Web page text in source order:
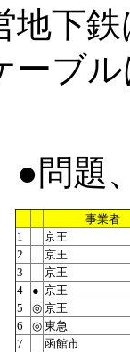
地下
ーブ
●問
事業者
1
京王
2
京王
3
京王
4
● 京王
5
◎ 京王
6
◎ 東急
7
函館市